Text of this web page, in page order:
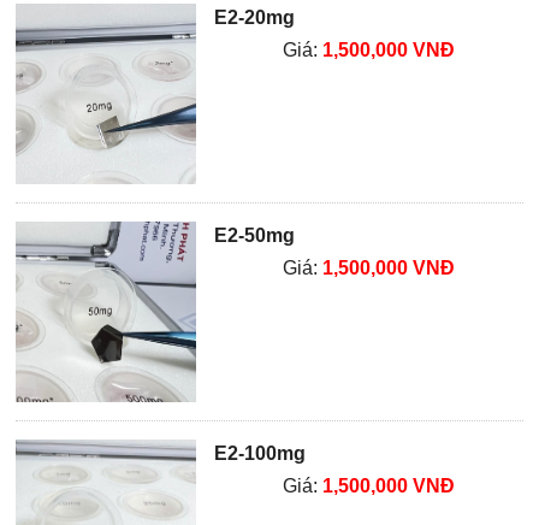
E2-20mg
Giá: 1,500,000 VNĐ
E2-50mg
Giá: 1,500,000 VNĐ
E2-100mg
Giá: 1,500,000 VNĐ